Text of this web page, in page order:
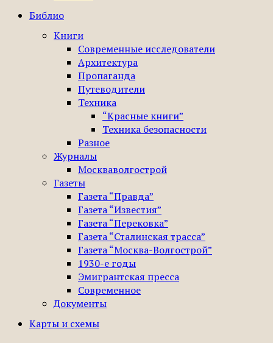
Библио
Книги
Современные исследователи
Архитектура
Пропаганда
Путеводители
Техника
“Красные книги”
Техника безопасности
Разное
Журналы
Москваволгострой
Газеты
Газета “Правда”
Газета “Известия”
Газета “Перековка”
Газета “Сталинская трасса”
Газета “Москва-Волгострой”
1930-е годы
Эмигрантская пресса
Современное
Документы
Карты и схемы